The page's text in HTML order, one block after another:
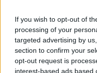
If you wish to opt-out of
processing of your
targeted advertising by
section to confirm your
opt-out request is
interest-based ads based
την κρατούν
της
SHOWBIZ